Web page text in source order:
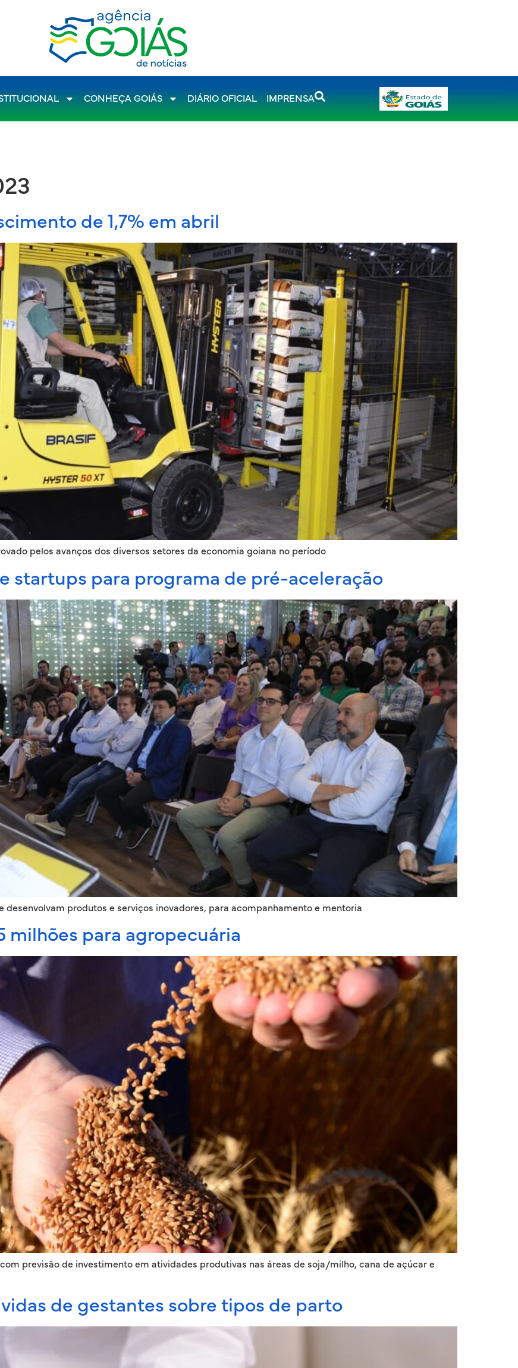
CONHEÇA GOIÁS DIÁRIO OFICIAL IMPRENSA
de 1,7% em abril
pelos avanços dos diversos setores da economia goiana no período
startups para programa de pré-aceleração
desenvolvam produtos e serviços inovadores, para acompanhamento e mentoria
milhões para agropecuária
previsão de investimento em atividades produtivas nas áreas de soja/milho, cana de açúcar e
de gestantes sobre tipos de parto